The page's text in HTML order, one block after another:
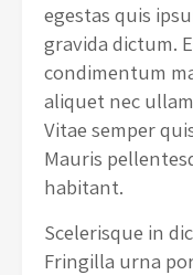
egestas quis
gravida dictum.
condimentum
aliquet nec
Vitae semper
Mauris
habitant.
Scelerisque in
Fringilla urna